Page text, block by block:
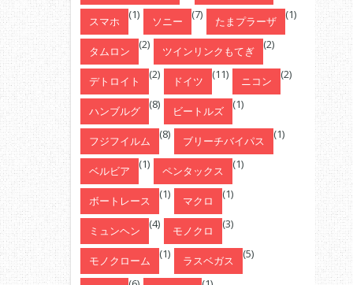
スマホ (1) ソニー (7) たまプラーザ (1)
タムロン (2) ツインリンクもてぎ (2)
デトロイト (2) ドイツ (11) ニコン (2)
ハンブルグ (8) ビートルズ (1)
フジフイルム (8) ブリーチバイパス (1)
ベルビア (1) ペンタックス (1)
ボートレース (1) マクロ (1)
ミュンヘン (4) モノクロ (3)
モノクローム (1) ラスベガス (5)